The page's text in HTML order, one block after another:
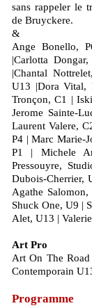
sans rappeler le
de Bruyckere.
&
Ange Bonello,
|Carlotta
|Chantal
U13 |Dora Vital,
Tronçon, C1 |
Jerome Sainte-
Laurent Valere,
P4 | Marc Marie-
P1 | Michele
Pressouyre,
Dubois-Cherrier,
Agathe
Shuck One, U9 |
Alet, U13 |
Art Pro
Art On The
Contemporain
Programme